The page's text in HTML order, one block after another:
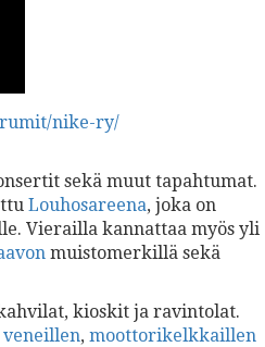
nike-ry/
sekä muut tapahtumat.
Louhosareena, joka on
Vierailla kannattaa myös yli
muistomerkillä sekä
kioskit ja ravintolat.
veneillen, moottorikelkkaillen